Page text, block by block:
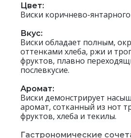
Цвет:
Виски коричнево-
Вкус:
Виски обладает полным,
оттенками хлеба, ржи и
фруктов, плавно
послевкусие.
Аромат:
Виски демонстрирует
аромат, сотканный из нот
фруктов, хлеба и текилы.
Гастрономические